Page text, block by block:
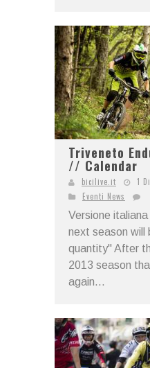
Triveneto
// Calendar
bicilive.it
1
Eventi News
Versione
next season will
quantity" After
2013 season
again...